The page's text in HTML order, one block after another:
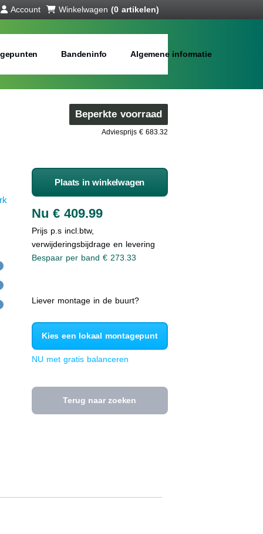
Account Winkelwagen (0 artikelen)
Bandeninfo Algemene informatie
Beperkte voorraad
Adviesprijs € 683.32
Plaats in winkelwagen
Nu € 409.99
Prijs p.s incl.btw,
verwijderingsbijdrage en levering
Bespaar per band € 273.33
Liever montage in de buurt?
Kies een lokaal montagepunt
NU met gratis balanceren
Terug naar zoeken